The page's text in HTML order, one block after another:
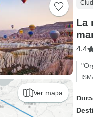
Ver mapa
La
4.4